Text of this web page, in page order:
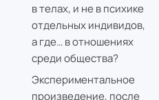
в телах, и не в психике
отдельных индивидов,
а где… в отношениях
среди общества?
Экспериментальное
произведение, после